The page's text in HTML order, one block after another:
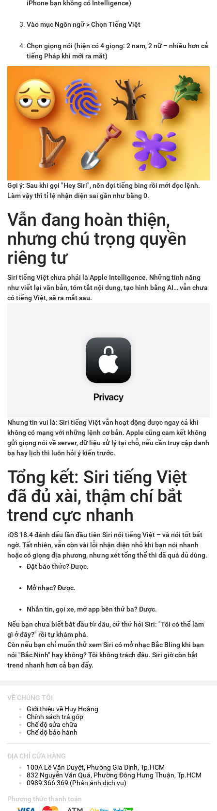
iPhone bạn không có Intelligence)
Vào mục Ngôn ngữ > Chọn Tiếng Việt
Chọn giọng nói (hiện có 4 giọng: 2 nam, 2 nữ – nhiều hơn cả
tiếng Pháp khi mới ra mắt)
Gợi ý: Sau khi gọi "Hey Siri", nên đợi tiếng bing rồi mới đọc lệnh.
Làm vậy thì tỉ lệ nhận diện sai gần như bằng 0.
Vẫn đang hoàn thiện,
nhưng chú trọng quyền
riêng tư
Siri tiếng Việt chưa phải là Apple Intelligence. Những tính năng
như viết lại văn bản, tóm tắt nội dung, tạo hình bằng AI… vẫn chưa
có tiếng Việt, sẽ ra mắt sau.
Nhưng tin vui là: Siri tiếng Việt vẫn hoạt động được ngay cả khi
không có mạng với những lệnh cơ bản. Apple cũng cam kết không
gửi giọng nói về server, dữ liệu xử lý tại chỗ, nếu cần truy cập danh
bạ hay lịch thì luôn hỏi ý kiến trước.
Tổng kết: Siri tiếng Việt
đã đủ xài, thậm chí bắt
trend cực nhanh
iOS 18.4 đánh dấu lần đầu tiên Siri nói tiếng Việt – và nói tốt bất
ngờ. Tất nhiên, vẫn còn vài lỗi nhận diện nhỏ khi bạn nói nhanh
hoặc có giọng địa phương, nhưng xét tổng thể thì đã quá đủ dùng.
Đặt báo thức? Được.
Mở nhạc? Được.
Nhắn tin, gọi xe, mở app bên thứ ba? Được.
Nếu bạn chưa biết bắt đầu từ đâu, cứ thử hỏi Siri: "Tôi có thể làm
gì ở đây?" rồi tự khám phá.
Còn nếu bạn chỉ muốn thử xem Siri có mở nhạc Bắc Bling khi bạn
nói "Bắc Ninh" hay không? Tôi không trách đâu. Siri giờ còn bắt
trend nhanh hơn cả bạn đấy.
VỀ CHÚNG TÔI
Giới thiệu về Huy Hoàng
Chính sách trả góp
Chế độ sửa chữa
Chế độ bảo hành
ĐỊA CHỈ CỬA HÀNG
100A Lê Văn Duyệt, Phường Gia Định, Tp.HCM
832 Nguyễn Văn Quá, Phường Đông Hưng Thuận, Tp.HCM
0989 366 369 (Phản ánh dịch vụ)
Phương thức thanh toán